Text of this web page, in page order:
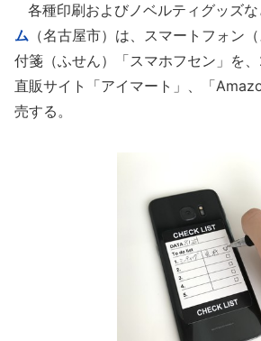
各種印刷およびノベルティグッズな
ム （名古屋市）は、スマートフォン
付箋（ふせん）「スマホフセン」を
直販サイト「アイマート」、「
売する。